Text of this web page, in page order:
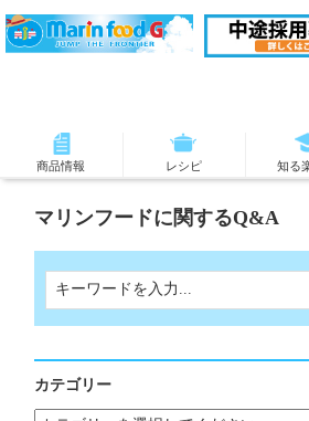
商品情報 レシピ 知る
マリンフードに関するQ&A
カテゴリー